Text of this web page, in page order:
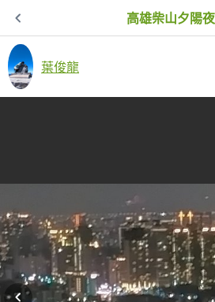
高雄柴山夕陽
葉俊龍